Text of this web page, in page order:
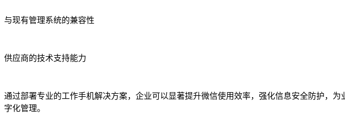
与现有管理系统的兼容性
供应商的技术支持能力
通过部署专业的工作手机解决方案，企业可以显著提升微信使用效率，强化信息安全防护，
字化管理。